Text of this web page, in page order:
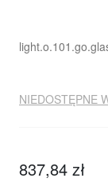
NIEDOSTĘPNE
837,84 zł